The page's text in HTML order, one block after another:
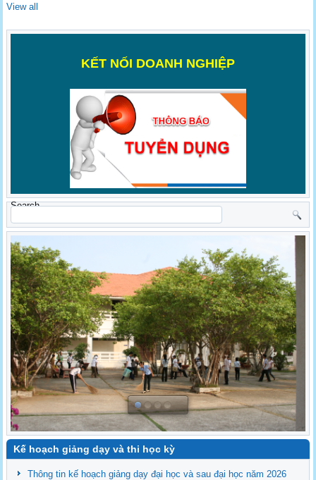
View all
KẾT NỐI DOANH NGHIỆP
Search
Kế hoạch giảng dạy và thi học kỳ
Thông tin kế hoạch giảng dạy đại học và sau đại học năm 2026